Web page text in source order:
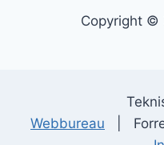
Copyright ©
Webbureau |